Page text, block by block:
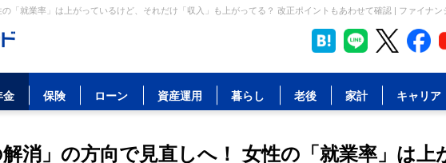
「就業率」は上がっているけど、それだけ「収入」も上がってる？ 改正ポイントもあわせて確認 | ファイナン
金 保険 ローン 資産運用 暮らし 老後 家計 キャリア
消」の方向で見直しへ！ 女性の「就業率」は上